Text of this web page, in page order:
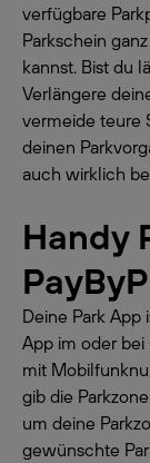
verfügbare
Parkschein
kannst. Bist du
Verlängere
vermeide teure
deinen
auch wirklich
Handy
Deine Park App
App im oder
mit
gib die
um deine
gewünschte